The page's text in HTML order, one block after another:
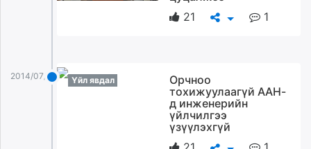
21
1
2014/07/22 Үйл явдал
Орчноо
тохижуулаагүй ААН-
д инженерийн
үйлчилгээ
үзүүлэхгүй